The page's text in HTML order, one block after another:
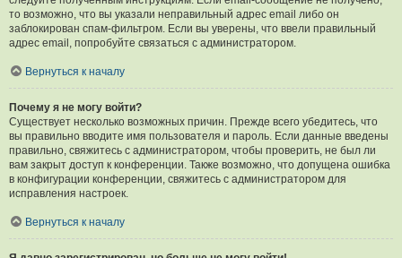
то возможно, что вы указали неправильный адрес email либо он
заблокирован спам-фильтром. Если вы уверены, что ввели правильный
адрес email, попробуйте связаться с администратором.
Вернуться к началу
Почему я не могу войти?
Существует несколько возможных причин. Прежде всего убедитесь, что
вы правильно вводите имя пользователя и пароль. Если данные введены
правильно, свяжитесь с администратором, чтобы проверить, не был ли
вам закрыт доступ к конференции. Также возможно, что допущена ошибка
в конфигурации конференции, свяжитесь с администратором для
исправления настроек.
Вернуться к началу